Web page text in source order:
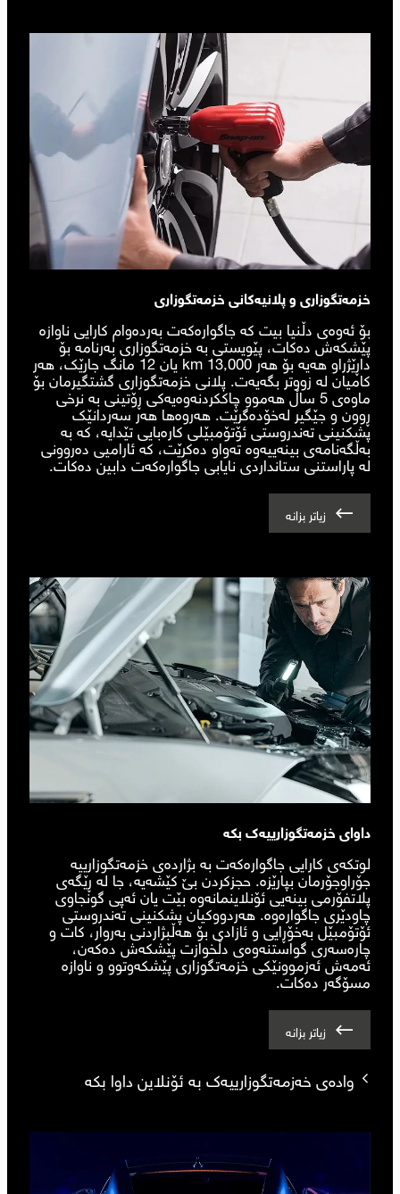
خزمەتگوزاری و پلانیەکانی خزمەتگوزاری
بۆ ئەوەی دڵنیا بیت کە جاگوارەکەت بەردەوام کارایی ناوازە
پێشکەش دەکات، پێویستی بە خزمەتگوزاری بەرنامە بۆ
داڕێژراو هەیە بۆ هەر 13,000 km یان 12 مانگ جارێک، هەر
کامیان لە زووتر بگەیەت. پلانی خزمەتگوزاری گشتگیرمان بۆ
ماوەی 5 ساڵ هەموو چاککردنەوەیەکی ڕۆتینی بە نرخی
ڕوون و جێگیر لەخۆدەگرێت. هەروەها هەر سەردانێک
پشکنینی تەندروستی ئۆتۆمبێلی کارەبایی تێدایە، کە بە
بەڵگەنامەی بینەییەوە تەواو دەکرێت، کە ئارامیی دەروونی
لە پاراستنی ستانداردی نایابی جاگوارەکەت دابین دەکات.
زیاتر بزانە
داوای خزمەتگوزارییەک بکە
لوتکەی کارایی جاگوارەکەت بە بژاردەی خزمەتگوزارییە
جۆراوجۆرمان بپارێزە. حجزکردن بێ کێشەیە، جا لە ڕێگەی
پلاتفۆرمی بینەیی ئۆنلاینمانەوە بێت یان ئەپی گونجاوی
چاودێری جاگوارەوە. هەردووکیان پشکنینی تەندروستی
ئۆتۆمبێل بەخۆڕایی و ئازادی بۆ هەڵبژاردنی بەروار، کات و
چارەسەری گواستنەوەی دڵخوازت پێشکەش دەکەن،
ئەمەش ئەزموونێکی خزمەتگوزاری پێشکەوتوو و ناوازە
مسۆگەر دەکات.
زیاتر بزانە
وادەی خەزمەتگوزارییەک بە ئۆنلاین داوا بکە